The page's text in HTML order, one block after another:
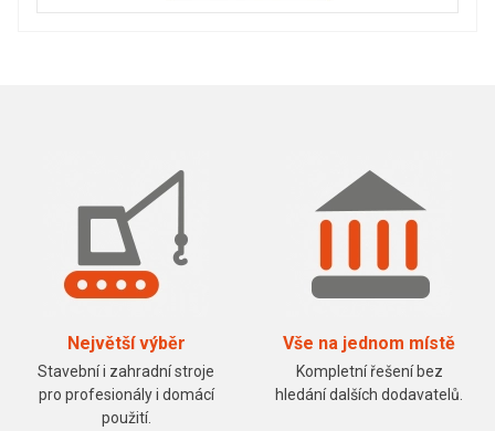
Největší výběr
Stavební i zahradní stroje
pro profesionály i domácí
použití.
Vše na jednom místě
Kompletní řešení bez
hledání dalších dodavatelů.